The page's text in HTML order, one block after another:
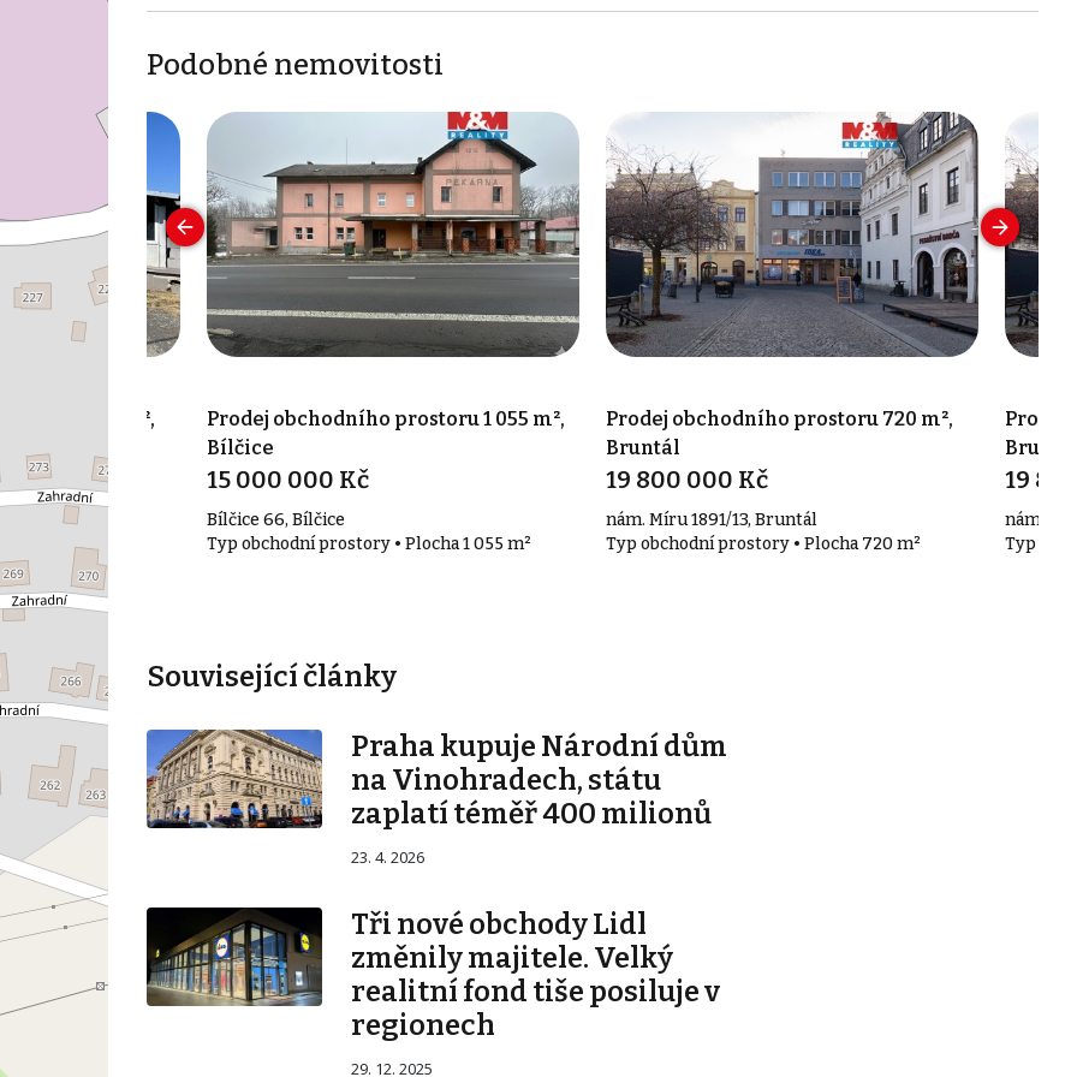
Podobné nemovitosti
300 m²,
300 m²
Prodej obchodního prostoru 1 055 m²,
Bílčice
15 000 000 Kč
Bílčice 66, Bílčice
Typ obchodní prostory • Plocha 1 055 m²
Prodej obchodního prostoru 720 m²,
Bruntál
19 800 000 Kč
nám. Míru 1891/13, Bruntál
Typ obchodní prostory • Plocha 720 m²
Prodej
19
nám.
Typ
Související články
Praha kupuje Národní dům
na Vinohradech, státu
zaplatí téměř 400 milionů
23. 4. 2026
Tři nové obchody Lidl
změnily majitele. Velký
realitní fond tiše posiluje v
regionech
29. 12. 2025